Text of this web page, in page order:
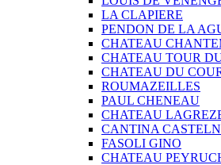
LA CLAPIERE
PENDON DE LA
CHATEAU
CHATEAU TOUR
CHATEAU DU
ROUMAZEILLES
PAUL CHENEAU
CHATEAU
CANTINA
FASOLI GINO
CHATEAU